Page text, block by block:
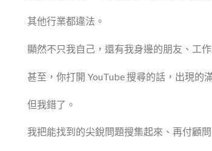
其他行業都違法。
顯然不只我自己，還有我身邊的朋友、工
甚至，你打開 YouTube 搜尋的話，出現的
但我錯了。
我把能找到的尖銳問題搜集起來、再付顧